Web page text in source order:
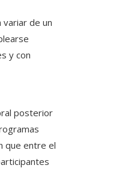
variar de un
y con
posterior
que entre el